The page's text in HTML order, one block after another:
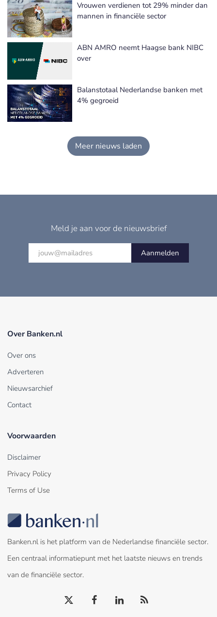
Vrouwen verdienen tot 29% minder dan
mannen in financiële sector
ABN AMRO neemt Haagse bank NIBC
over
Balanstotaal Nederlandse banken met
4% gegroeid
Meer nieuws laden
Meld je aan voor de nieuwsbrief
Aanmelden
Over Banken.nl
Over ons
Adverteren
Nieuwsarchief
Contact
Voorwaarden
Disclaimer
Privacy Policy
Terms of Use
Banken.nl is het platform van de Nederlandse financiële sector.
Een centraal informatiepunt met het laatste nieuws en trends
van de financiële sector.